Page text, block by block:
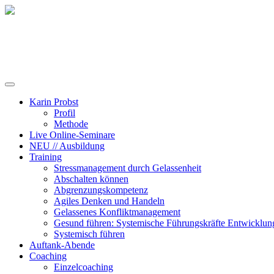
Karin Probst
Profil
Methode
Live Online-Seminare
NEU // Ausbildung
Training
Stressmanagement durch Gelassenheit
Abschalten können
Abgrenzungskompetenz
Agiles Denken und Handeln
Gelassenes Konfliktmanagement
Gesund führen: Systemische Führungskräfte
Systemisch führen
Auftank-Abende
Coaching
Einzelcoaching